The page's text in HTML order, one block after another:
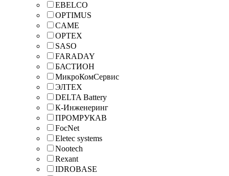
EBELCO
OPTIMUS
CAME
OPTEX
SASO
FARADAY
БАСТИОН
МикроКомСервис
ЭЛТЕХ
DELTA Battery
К-Инженеринг
ПРОМРУКАВ
FocNet
Eletec systems
Nootech
Rexant
IDROBASE